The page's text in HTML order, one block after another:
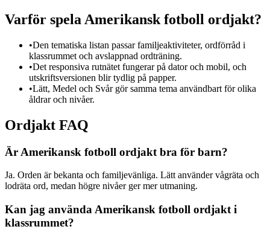
Varför spela Amerikansk fotboll ordjakt?
•Den tematiska listan passar familjeaktiviteter, ordförråd i
klassrummet och avslappnad ordträning.
•Det responsiva rutnätet fungerar på dator och mobil, och
utskriftsversionen blir tydlig på papper.
•Lätt, Medel och Svår gör samma tema användbart för olika
åldrar och nivåer.
Ordjakt FAQ
Är Amerikansk fotboll ordjakt bra för barn?
Ja. Orden är bekanta och familjevänliga. Lätt använder vågräta och
lodräta ord, medan högre nivåer ger mer utmaning.
Kan jag använda Amerikansk fotboll ordjakt i
klassrummet?